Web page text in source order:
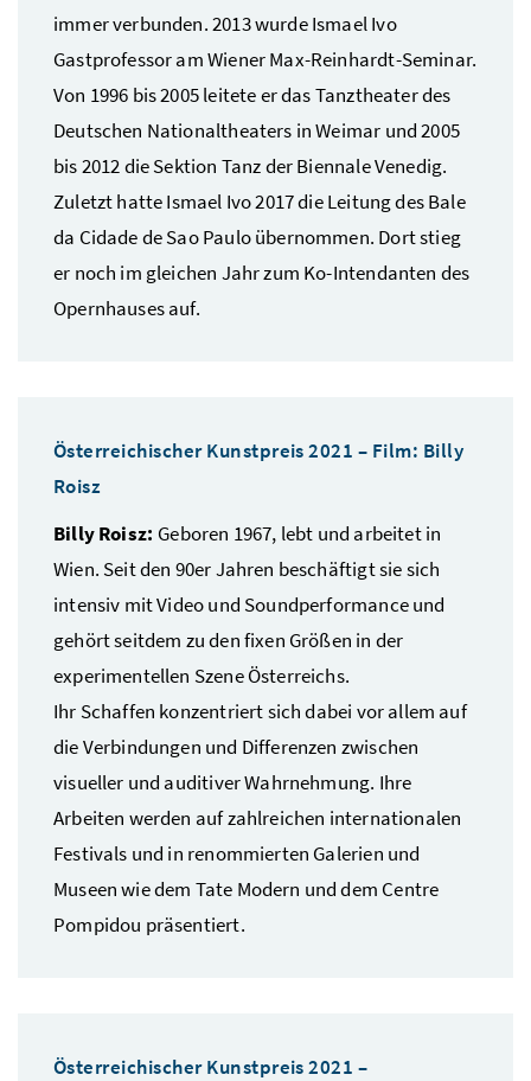
immer verbunden. 2013 wurde Ismael Ivo
Gastprofessor am Wiener Max-Reinhardt-Seminar.
Von 1996 bis 2005 leitete er das Tanztheater des
Deutschen Nationaltheaters in Weimar und 2005
bis 2012 die Sektion Tanz der Biennale Venedig.
Zuletzt hatte Ismael Ivo 2017 die Leitung des Bale
da Cidade de Sao Paulo übernommen. Dort stieg
er noch im gleichen Jahr zum Ko-Intendanten des
Opernhauses auf.
Österreichischer Kunstpreis 2021 – Film: Billy
Roisz
Billy Roisz: Geboren 1967, lebt und arbeitet in
Wien. Seit den 90er Jahren beschäftigt sie sich
intensiv mit Video und Soundperformance und
gehört seitdem zu den fixen Größen in der
experimentellen Szene Österreichs.
Ihr Schaffen konzentriert sich dabei vor allem auf
die Verbindungen und Differenzen zwischen
visueller und auditiver Wahrnehmung. Ihre
Arbeiten werden auf zahlreichen internationalen
Festivals und in renommierten Galerien und
Museen wie dem Tate Modern und dem Centre
Pompidou präsentiert.
Österreichischer Kunstpreis 2021 –